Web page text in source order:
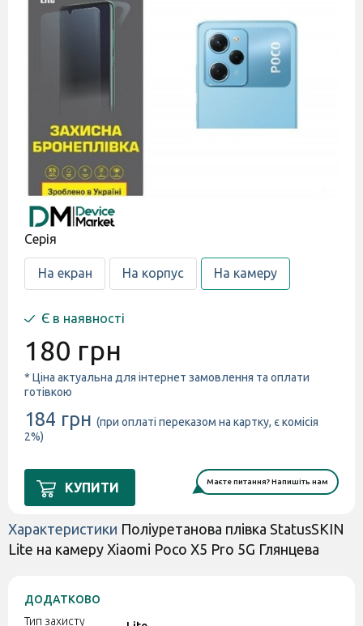
Серія
На екран На корпус На камеру
Є в наявності
180 грн
* Ціна актуальна для інтернет замовлення та оплати
готівкою
184 грн (при оплаті переказом на картку, є комісія
2%)
КУПИТИ Маєте питання? Напишіть нам
Характеристики Поліуретанова плівка StatusSKIN
Lite на камеру Xiaomi Poco X5 Pro 5G Глянцева
ДОДАТКОВО
Тип захисту